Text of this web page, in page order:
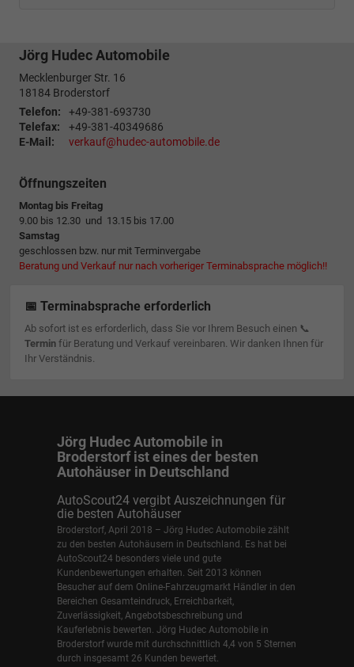
Jörg Hudec Automobile
Mecklenburger Str. 16
18184 Broderstorf
Telefon:
+49-381-693730
Telefax:
+49-381-40349686
E-Mail:
verkauf@hudec-automobile.de
Öffnungszeiten
Montag bis Freitag
9.00 bis 12.30 und 13.15 bis 17.00
Samstag
geschlossen bzw. nur mit Terminvergabe
Beratung und Verkauf nur nach vorheriger Terminabsprache möglich!!
📅 Terminabsprache erforderlich
Ab sofort ist es erforderlich, dass Sie vor Ihrem Besuch einen 📞
Terminfür Beratung und Verkauf vereinbaren. Wir danken Ihnen für
Ihr Verständnis.
Jörg Hudec Automobile in
Broderstorf ist eines der besten
Autohäuser in Deutschland
AutoScout24 vergibt Auszeichnungen für
die besten Autohäuser
Broderstorf, April 2018 – Jörg Hudec Automobile zählt
zu den besten Autohäusern in Deutschland. Es hat bei
AutoScout24 besonders viele und gute
Kundenbewertungen erhalten. Seit 2013 können
Besucher auf dem Online-Fahrzeugmarkt Händler in den
Bereichen Gesamteindruck, Erreichbarkeit,
Zuverlässigkeit, Angebotsbeschreibung und
Kauferlebnis bewerten. Jörg Hudec Automobile in
Broderstorf wurde mit durchschnittlich 4,4 von 5 Sternen
durch insgesamt 26 Kunden bewertet.